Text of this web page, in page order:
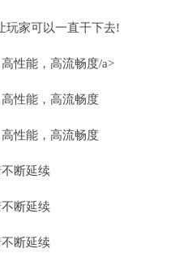
玩家可以一直干下去!
性能，高流畅度/a>
性能，高流畅度
性能，高流畅度
断延续
断延续
断延续